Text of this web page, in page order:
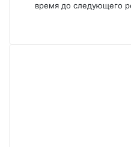
время до следующего